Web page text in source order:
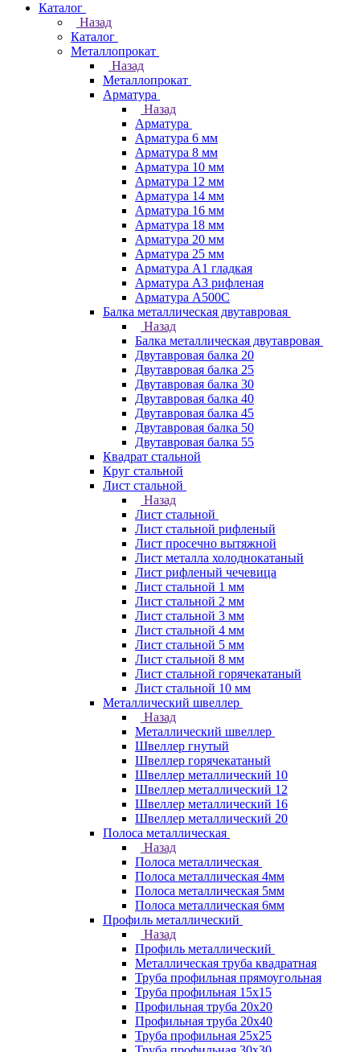
Каталог
Назад
Каталог
Металлопрокат
Назад
Металлопрокат
Арматура
Назад
Арматура
Арматура 6 мм
Арматура 8 мм
Арматура 10 мм
Арматура 12 мм
Арматура 14 мм
Арматура 16 мм
Арматура 18 мм
Арматура 20 мм
Арматура 25 мм
Арматура А1 гладкая
Арматура А3 рифленая
Арматура А500С
Балка металлическая двутавровая
Назад
Балка металлическая двутавровая
Двутавровая балка 20
Двутавровая балка 25
Двутавровая балка 30
Двутавровая балка 40
Двутавровая балка 45
Двутавровая балка 50
Двутавровая балка 55
Квадрат стальной
Круг стальной
Лист стальной
Назад
Лист стальной
Лист стальной рифленый
Лист просечно вытяжной
Лист металла холоднокатаный
Лист рифленый чечевица
Лист стальной 1 мм
Лист стальной 2 мм
Лист стальной 3 мм
Лист стальной 4 мм
Лист стальной 5 мм
Лист стальной 8 мм
Лист стальной горячекатаный
Лист стальной 10 мм
Металлический швеллер
Назад
Металлический швеллер
Швеллер гнутый
Швеллер горячекатаный
Швеллер металлический 10
Швеллер металлический 12
Швеллер металлический 16
Швеллер металлический 20
Полоса металлическая
Назад
Полоса металлическая
Полоса металлическая 4мм
Полоса металлическая 5мм
Полоса металлическая 6мм
Профиль металлический
Назад
Профиль металлический
Металлическая труба квадратная
Труба профильная прямоугольная
Труба профильная 15х15
Профильная труба 20х20
Профильная труба 20х40
Труба профильная 25х25